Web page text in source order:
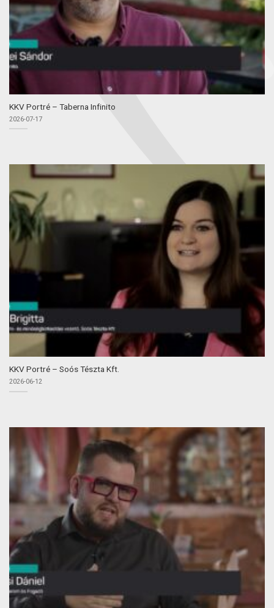
KKV Portré – Taberna Infinito
2026-07-17
KKV Portré – Soós Tészta Kft.
2026-06-12